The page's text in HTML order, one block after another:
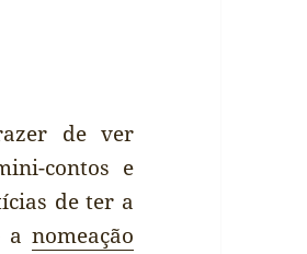
de ver
contos e
de ter a
a nomeação